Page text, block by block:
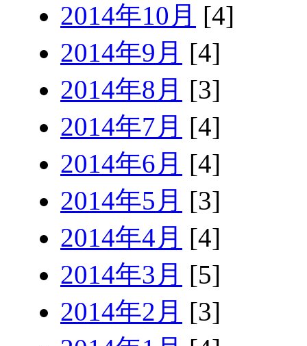
2014年10月 [4]
2014年9月 [4]
2014年8月 [3]
2014年7月 [4]
2014年6月 [4]
2014年5月 [3]
2014年4月 [4]
2014年3月 [5]
2014年2月 [3]